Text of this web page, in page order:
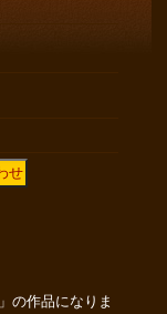
の作品になりま